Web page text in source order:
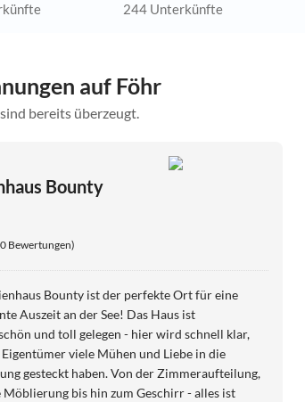
244 Unterkünfte
auf Föhr
bereits überzeugt.
Bounty
Bewertungen)
Bounty ist der perfekte Ort für eine
Auszeit an der See! Das Haus ist
und toll gelegen - hier wird schnell klar,
Eigentümer viele Mühen und Liebe in die
gesteckt haben. Von der Zimmeraufteilung,
Möblierung bis hin zum Geschirr - alles ist